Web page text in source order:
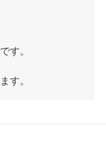
め、終了
ます。
、15時に終了
す。
す。